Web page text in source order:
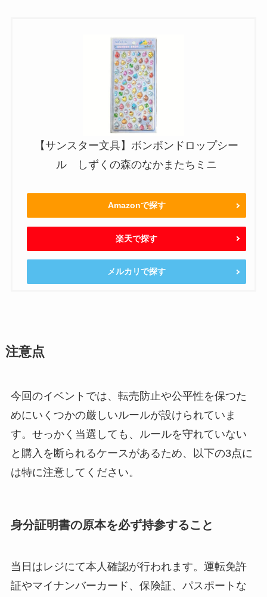
【サンスター文具】ボンボンドロップシー
ル しずくの森のなかまたちミニ
Amazonで探す
楽天で探す
メルカリで探す
注意点
今回のイベントでは、転売防止や公平性を保つた
めにいくつかの厳しいルールが設けられていま
す。せっかく当選しても、ルールを守れていない
と購入を断られるケースがあるため、以下の3点に
は特に注意してください。
身分証明書の原本を必ず持参すること
当日はレジにて本人確認が行われます。運転免許
証やマイナンバーカード、保険証、パスポートな